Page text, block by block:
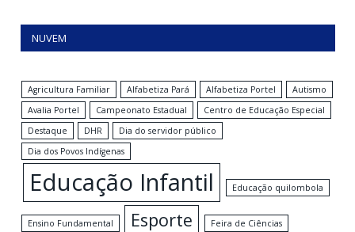
NUVEM
Agricultura Familiar Alfabetiza Pará Alfabetiza Portel
Autismo
Avalia Portel
Campeonato Estadual
Centro de Educação Especial
Destaque
DHR
Dia do servidor público
Dia dos Povos Indígenas
Educação Infantil Educação quilombola
Ensino Fundamental Esporte Feira de Ciências